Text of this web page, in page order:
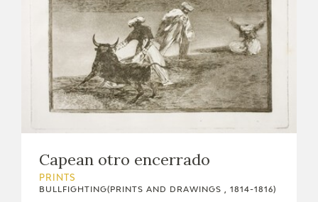
RECURSOS EDUCATIVOS
ARASAAC
Capean otro encerrado
PRINTS
BULLFIGHTING(PRINTS AND DRAWINGS , 1814-1816)